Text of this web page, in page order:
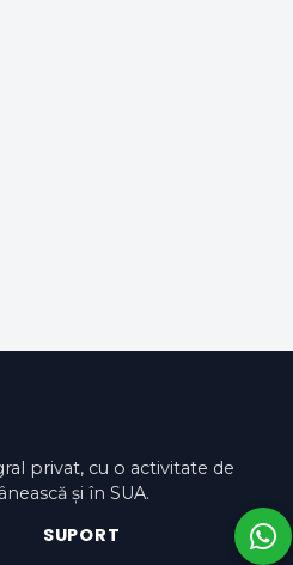
privat, cu o activitate de
și în SUA.
SUPORT